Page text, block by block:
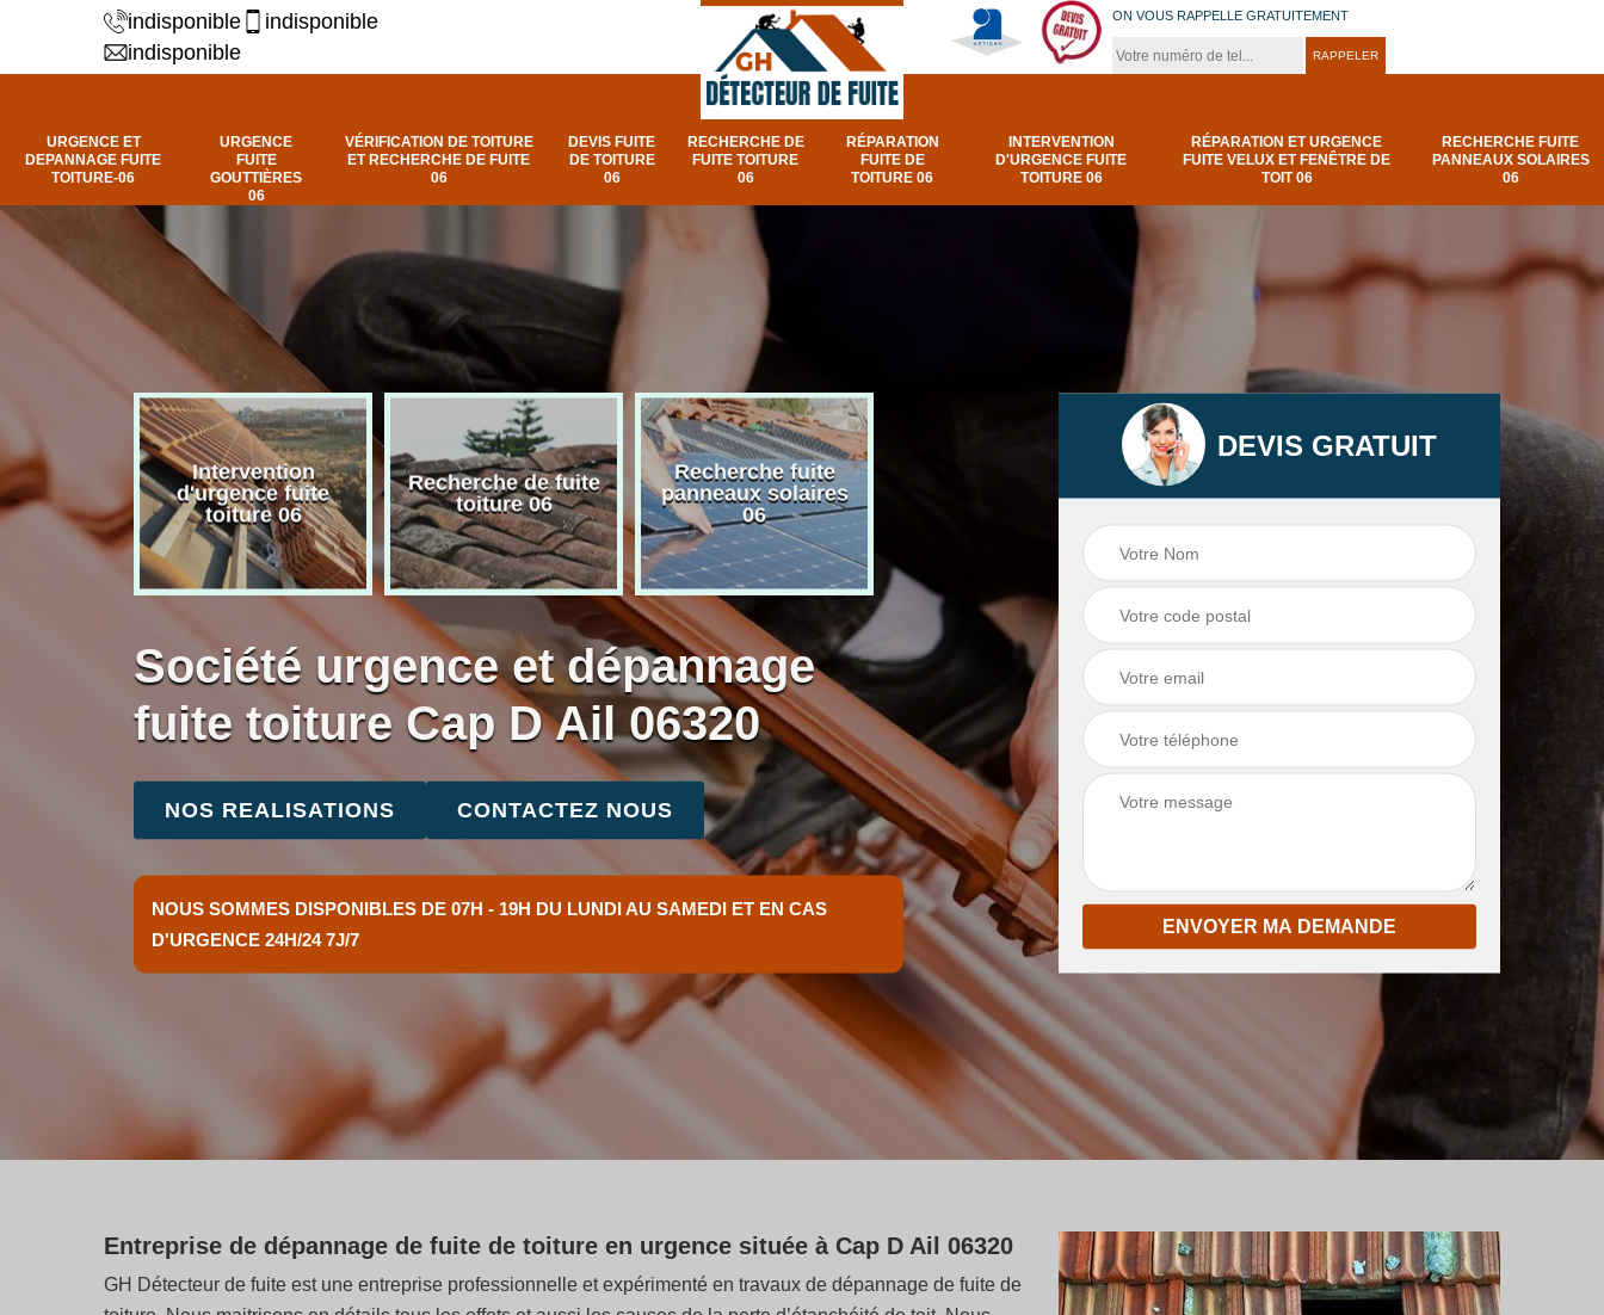
indisponible
indisponible
indisponible
ON VOUS RAPPELLE GRATUITEMENT
URGENCE ET
DEPANNAGE FUITE
TOITURE-06
URGENCE
FUITE
GOUTTIÈRES
06
VÉRIFICATION DE TOITURE
ET RECHERCHE DE FUITE
06
DEVIS FUITE
DE TOITURE
06
RECHERCHE DE
FUITE TOITURE
06
RÉPARATION
FUITE DE
TOITURE 06
INTERVENTION
D'URGENCE FUITE
TOITURE 06
RÉPARATION ET URGENCE
FUITE VELUX ET FENÊTRE DE
TOIT 06
RECHERCHE FUITE
PANNEAUX SOLAIRES
06
de
06
Intervention
d'urgence fuite
toiture 06
Recherche de fuite
toiture 06
Recherche fuite
panneaux solaires
06
urgence fuite velux
Réparation fuite de
toiture 06
Urgence et
depannage fuite
toiture-06
Société urgence et dépannage
fuite toiture Cap D Ail 06320
NOS REALISATIONS CONTACTEZ NOUS
NOUS SOMMES DISPONIBLES DE 07H - 19H DU LUNDI AU SAMEDI ET EN CAS
D'URGENCE 24H/24 7J/7
DEVIS GRATUIT
Entreprise de dépannage de fuite de toiture en urgence située à Cap D Ail 06320
GH Détecteur de fuite est une entreprise professionnelle et expérimenté en travaux de dépannage de fuite de